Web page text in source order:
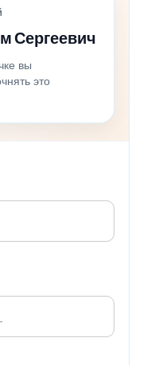
Сергеевич
вы
это